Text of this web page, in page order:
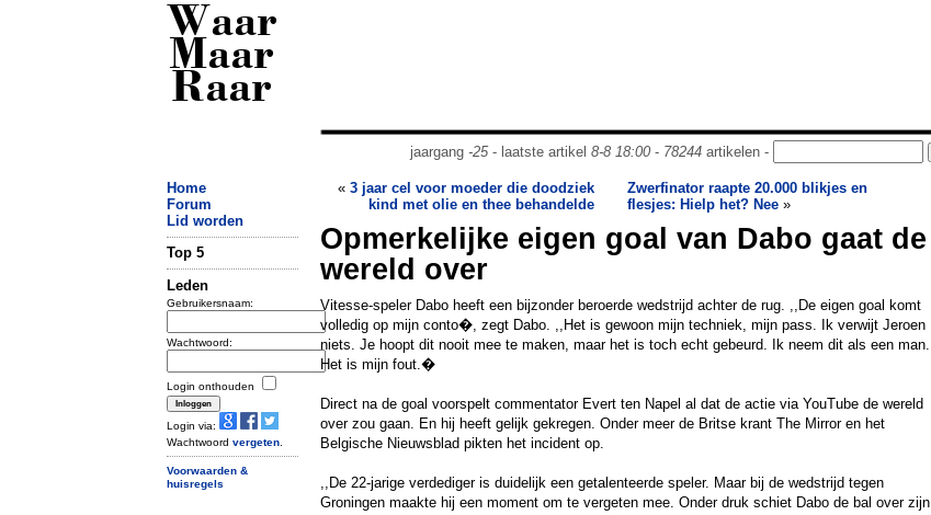
Waar
Maar
Raar
jaargang -25- laatste artikel 8-8 18:00- 78244artikelen -
Home
Forum
Lid worden
Top 5
Leden
Gebruikersnaam:
Wachtwoord:
Login onthouden
Login via:
Wachtwoord vergeten
Voorwaarden &
huisregels
« 3 jaar cel voor moeder die doodziek
kind met olie en thee behandelde
Zwerfinator raapte 20.000 blikjes en
flesjes: Hielp het? Nee »
Opmerkelijke eigen goal van Dabo gaat de
wereld over
Vitesse-speler Dabo heeft een bijzonder beroerde wedstrijd achter de rug. ,,De eigen goal komt
volledig op mijn conto�, zegt Dabo. ,,Het is gewoon mijn techniek, mijn pass. Ik verwijt Jeroen
niets. Je hoopt dit nooit mee te maken, maar het is toch echt gebeurd. Ik neem dit als een man.
Het is mijn fout.�
Direct na de goal voorspelt commentator Evert ten Napel al dat de actie via YouTube de wereld
over zou gaan. En hij heeft gelijk gekregen. Onder meer de Britse krant The Mirror en het
Belgische Nieuwsblad pikten het incident op.
,,De 22-jarige verdediger is duidelijk een getalenteerde speler. Maar bij de wedstrijd tegen
Groningen maakte hij een moment om te vergeten mee. Onder druk schiet Dabo de bal over zijn